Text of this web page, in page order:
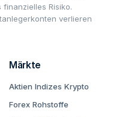
Risiko.
verlieren
Märkte
Aktien Indizes Krypto
Forex Rohstoffe